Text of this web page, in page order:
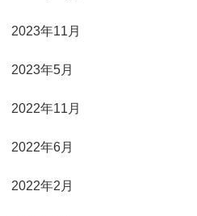
2023年11月
2023年5月
2022年11月
2022年6月
2022年2月